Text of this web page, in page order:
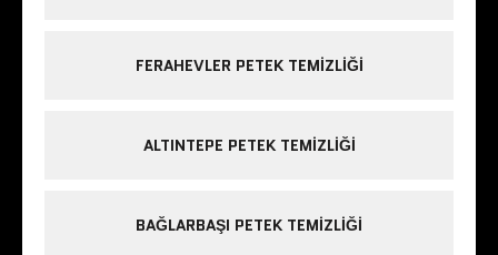
FERAHEVLER PETEK TEMIZLIĞI
ALTINTEPE PETEK TEMIZLIĞI
BAĞLARBAŞI PETEK TEMIZLIĞI